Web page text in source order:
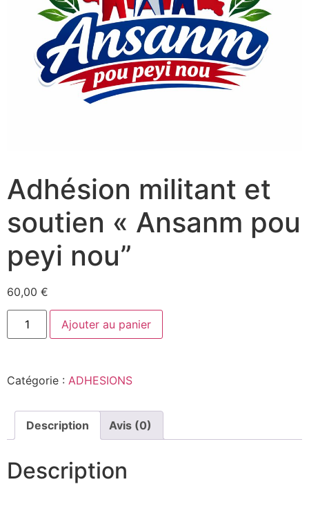
Adhésion militant et
soutien « Ansanm pou
peyi nou”
60,00 €
Ajouter au panier
Catégorie : ADHESIONS
Description Avis (0)
Description